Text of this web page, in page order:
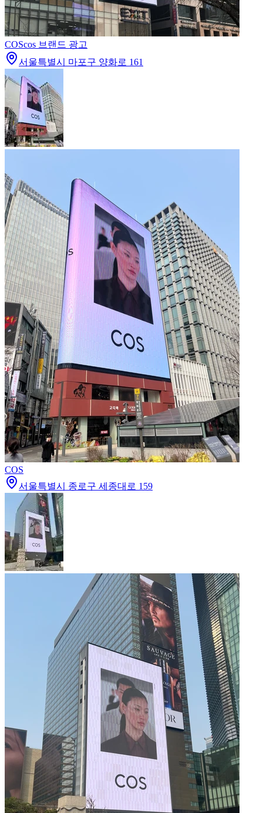
COScos 브랜드 광고
서울특별시 마포구 양화로 161
COS
서울특별시 종로구 세종대로 159